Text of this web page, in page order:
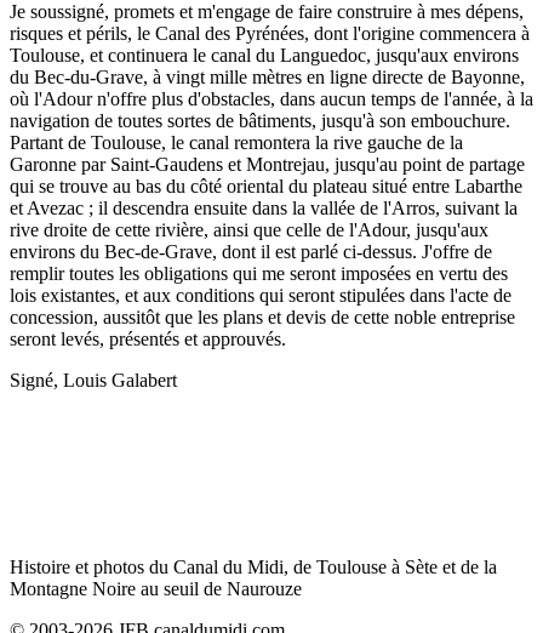
Je soussigné, promets et m'engage de faire construire à mes dépens,
risques et périls, le Canal des Pyrénées, dont l'origine commencera à
Toulouse, et continuera le canal du Languedoc, jusqu'aux environs
du Bec-du-Grave, à vingt mille mètres en ligne directe de Bayonne,
où l'Adour n'offre plus d'obstacles, dans aucun temps de l'année, à la
navigation de toutes sortes de bâtiments, jusqu'à son embouchure.
Partant de Toulouse, le canal remontera la rive gauche de la
Garonne par Saint-Gaudens et Montrejau, jusqu'au point de partage
qui se trouve au bas du côté oriental du plateau situé entre Labarthe
et Avezac ; il descendra ensuite dans la vallée de l'Arros, suivant la
rive droite de cette rivière, ainsi que celle de l'Adour, jusqu'aux
environs du Bec-de-Grave, dont il est parlé ci-dessus. J'offre de
remplir toutes les obligations qui me seront imposées en vertu des
lois existantes, et aux conditions qui seront stipulées dans l'acte de
concession, aussitôt que les plans et devis de cette noble entreprise
seront levés, présentés et approuvés.
Signé, Louis Galabert
Histoire et photos du Canal du Midi, de Toulouse à Sète et de la
Montagne Noire au seuil de Naurouze